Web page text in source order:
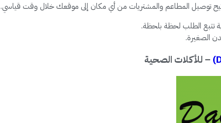
توصيل المطاعم والمشتريات من أي مكان إلى موقعك خلال وقت قياسي.
تتبع الطلب لحظة بلحظة.
الصغيرة.
– للأكلات الصحية